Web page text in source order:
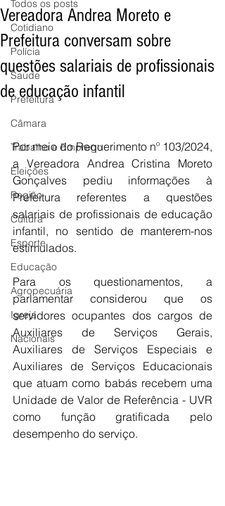
Todos os posts
Cotidiano
Polícia
Saúde
Prefeitura
Câmara
Trabalho e Emprego
Eleições
Região
Cultura
Esporte
Educação
Agropecuária
Igreja
Nacionais
Vereadora Andrea Moreto e
Prefeitura conversam sobre
questões salariais de profissionais
de educação infantil
Por meio do Requerimento nº 103/2024,
a Vereadora Andrea Cristina Moreto
Gonçalves pediu informações à
Prefeitura referentes a questões
salariais de profissionais de educação
infantil, no sentido de manterem-nos
estimulados.
Para os questionamentos, a
parlamentar considerou que os
servidores ocupantes dos cargos de
Auxiliares de Serviços Gerais,
Auxiliares de Serviços Especiais e
Auxiliares de Serviços Educacionais
que atuam como babás recebem uma
Unidade de Valor de Referência - UVR
como função gratificada pelo
desempenho do serviço.